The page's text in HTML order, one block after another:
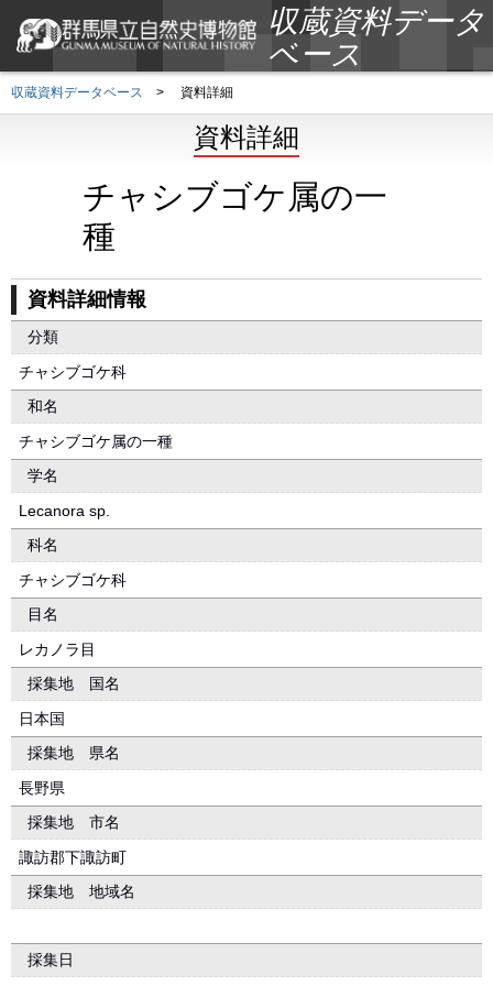
収蔵資料データ
ベース
収蔵資料データベース > 資料詳細
資料詳細
チャシブゴケ属の一
種
資料詳細情報
分類
チャシブゴケ科
和名
チャシブゴケ属の一種
学名
Lecanora sp.
科名
チャシブゴケ科
目名
レカノラ目
採集地 国名
日本国
採集地 県名
長野県
採集地 市名
諏訪郡下諏訪町
採集地 地域名
採集日